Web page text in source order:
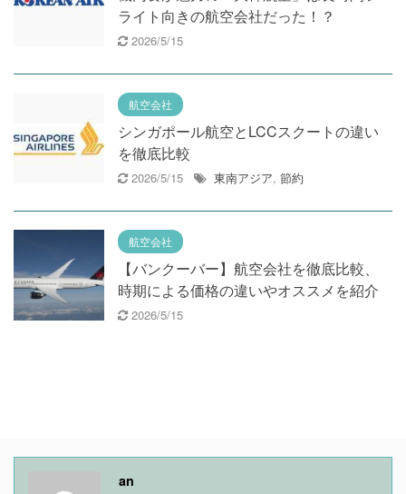
ライト向きの航空会社だった！？
2026/5/15
航空会社
シンガポール航空とLCCスクートの違い
を徹底比較
2026/5/15 東南アジア, 節約
航空会社
【バンクーバー】航空会社を徹底比較、
時期による価格の違いやオススメを紹介
2026/5/15
an